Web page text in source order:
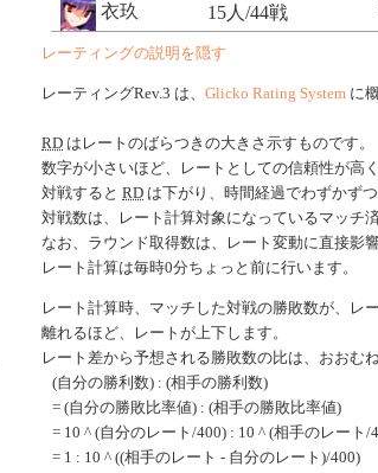
衣玖 15人/44戦
レーティングの説明を隠す
レーティングRev.3 は、Glicko Rating System に
RD はレートのばらつきの大きさ示すものです。
数字が小さいほど、レートとしての信頼性が高
対戦するとRD は下がり、時間経過でわずかず
対戦数は、レート計算対象になっているマッチ
なお、ラウンド取得数は、レート変動に直接影
レート計算は毎時0分ちょっと前に行います。
レート計算時、マッチした対戦の勝敗数が、レ
離れるほど、レートが上下します。
レート差から予想される勝敗数の比は、おおむ
(自分の勝利数) : (相手の勝利数)
= (自分の勝敗比率値) : (相手の勝敗比率値)
= 10 ^ (自分のレート/400) : 10 ^ (相手のレート/
= 1 : 10 ^ ((相手のレート - 自分のレート)/400)